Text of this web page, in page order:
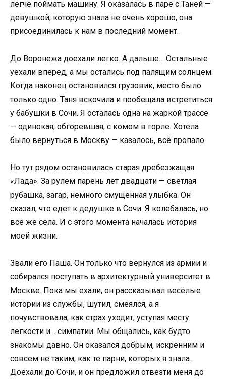
легче поймать машину. Я оказалась в паре с Таней —
девушкой, которую знала не очень хорошо, она
присоединилась к нам в последний момент.
До Воронежа доехали легко. А дальше… Остальные
уехали вперёд, а мы остались под палящим солнцем.
Когда наконец остановился грузовик, место было
только одно. Таня вскочила и пообещала встретиться
у бабушки в Сочи. Я осталась одна на жаркой трассе
— одинокая, обгоревшая, с комом в горле. Хотела
было вернуться в Москву — казалось, всё пропало.
Но тут рядом остановилась старая дребезжащая
«Лада». За рулём парень лет двадцати — светлая
рубашка, загар, немного смущенная улыбка. Он
сказал, что едет к дедушке в Сочи. Я колебалась, но
всё же села. И с этого момента началась история
моей жизни.
Звали его Паша. Он только что вернулся из армии и
собирался поступать в архитектурный университет в
Москве. Пока мы ехали, он рассказывал весёлые
истории из службы, шутил, смеялся, а я
почувствовала, как страх уходит, уступая месту
лёгкости и… симпатии. Мы общались, как будто
знакомы давно. Он оказался добрым, искренним и
совсем не таким, как те парни, которых я знала.
Доехали до Сочи, и он предложил отвезти меня до